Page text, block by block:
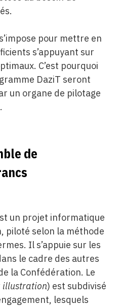
pour mettre en
s’appuyant sur
C’est pourquoi
DaziT seront
un organe de pilotage
de
un projet informatique
piloté selon la méthode
Il s’appuie sur les
le cadre des autres
la Confédération. Le
illustration) est subdivisé
lesquels